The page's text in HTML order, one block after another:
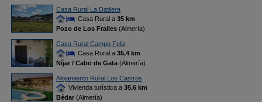
Casa Rural La Datilera
Casa Rural a 35 km
Pozo de Los Frailes(Almería)
Casa Rural Campo Feliz
Casa Rural a 35,4 km
Níjar / Cabo de Gata(Almería)
Alojamiento Rural Los Castros
Vivienda turística a 35,6 km
Bédar(Almería)